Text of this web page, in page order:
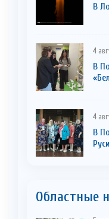
В
4
В
4
В
Руси
Областные